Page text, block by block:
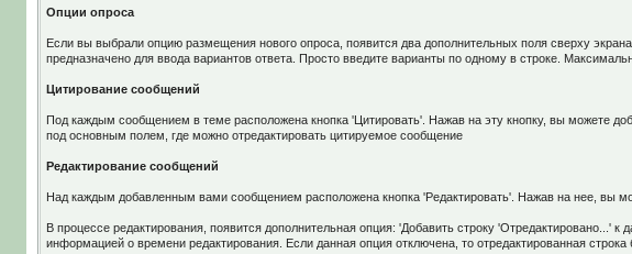
Опции опроса
Если вы выбрали опцию размещения нового опроса, появится два дополнительных поля сверху
предназначено для ввода вариантов ответа. Просто введите варианты по одному в строке.
Цитирование сообщений
Под каждым сообщением в теме расположена кнопка 'Цитировать'. Нажав на эту кнопку, вы можете
под основным полем, где можно отредактировать цитируемое сообщение
Редактирование сообщений
Над каждым добавленным вами сообщением расположена кнопка 'Редактировать'. Нажав на нее, вы
В процессе редактирования, появится дополнительная опция: 'Добавить строку
информацией о времени редактирования. Если данная опция отключена, то отредактированная